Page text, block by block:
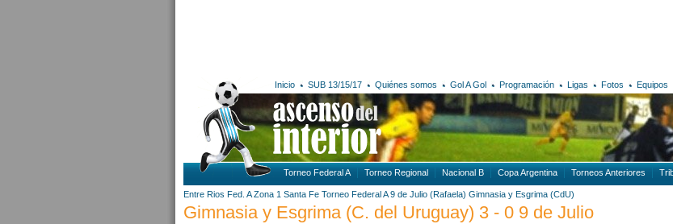
Inicio SUB 13/15/17 Quiénes somos Gol A Gol Programación Ligas Fotos Equipos
Torneo Federal A Torneo Regional Nacional B Copa Argentina Torneos Anteriores
Entre Rios Fed. A Zona 1 Santa Fe Torneo Federal A 9 de Julio (Rafaela) Gimnasia y Esgrima (CdU)
Gimnasia y Esgrima (C. del Uruguay) 3 - 0 9 de Julio